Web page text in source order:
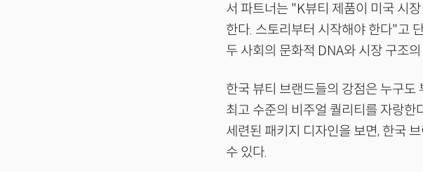
서 파트너는 "K뷰티 제품이 미국 시
한다. 스토리부터 시작해야 한다"고
두 사회의 문화적 DNA와 시장 구조
한국 뷰티 브랜드들의 강점은 누구도
최고 수준의 비주얼 퀄리티를 자랑한
세련된 패키지 디자인을 보면, 한국
수 있다.